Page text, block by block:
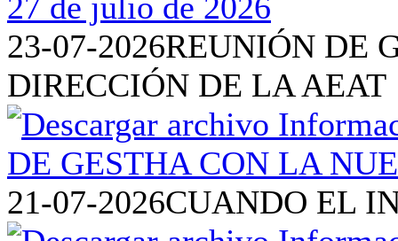
23-07-2026REUNIÓN DE
DIRECCIÓN DE LA AEAT
21-07-2026CUANDO EL